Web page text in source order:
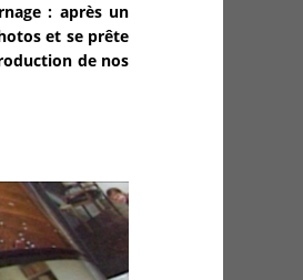
: après un
et se prête
de nos